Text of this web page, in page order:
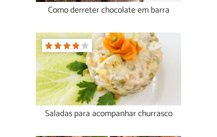
Como derreter chocolate em barra
Saladas para acompanhar churrasco